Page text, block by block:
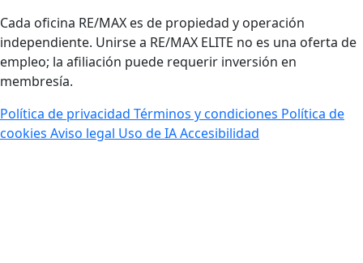
Cada oficina RE/MAX es de propiedad y operación
independiente. Unirse a RE/MAX ELITE no es una oferta de
empleo; la afiliación puede requerir inversión en
membresía.
Política de privacidad Términos y condiciones Política de
cookies Aviso legal Uso de IAAccesibilidad